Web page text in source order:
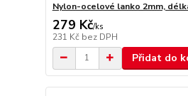
Nylon-ocelové lanko 2mm,
279 Kč/ks
231 Kč bez DPH
Přidat do